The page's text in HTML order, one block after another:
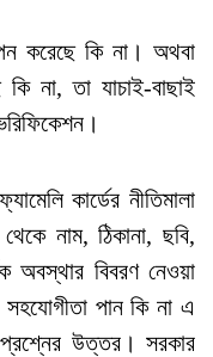
করেছে কি না। অথবা
না, তা যাচাই-বাছাই
কার্ডের নীতিমালা
নাম, ঠিকানা, ছবি,
অবস্থার বিবরণ নেওয়া
পান কি না এ
প্রশ্নের উত্তর। সরকার